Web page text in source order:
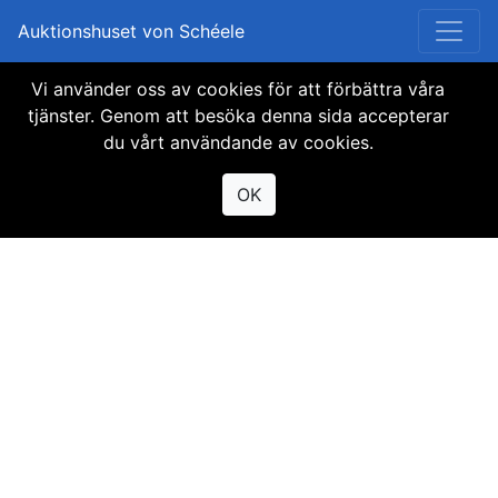
Auktionshuset von Schéele
Objektet finns inte
tillgängligt
Vi använder oss av cookies för att förbättra våra
tjänster. Genom att besöka denna sida accepterar
du vårt användande av cookies.
OK